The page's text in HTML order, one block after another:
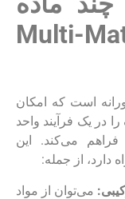
Multi-
است که امکان
در یک فرآیند واحد
می‌کند. این
دارد، از جمله:
می‌توان از مواد